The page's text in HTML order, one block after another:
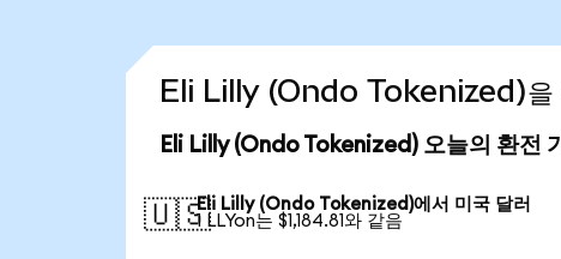
Eli Lilly (Ondo Tokenized)을
Eli Lilly (Ondo Tokenized) 오늘의 환전
🇺🇸Eli Lilly (Ondo Tokenized)에서 미국 달러
1 LLYon는 $1,184.81와 같음